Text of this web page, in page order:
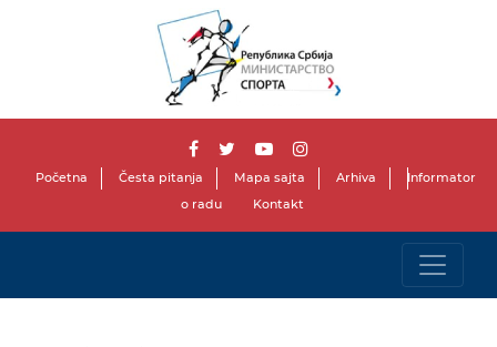
Početna Česta pitanja Mapa sajta Arhiva
Informator
o radu
Kontakt